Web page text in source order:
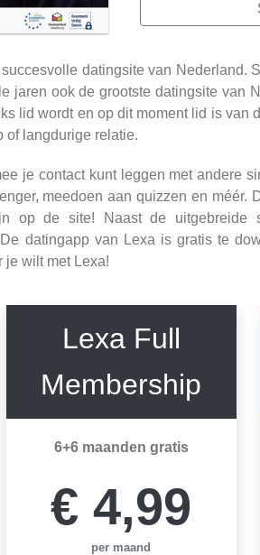
datingsite van Nederland.
jaren ook de grootste datingsite van
lid wordt en op dit moment lid is van
of langdurige relatie.
je contact kunt leggen met andere
meedoen aan quizzen en méér.
op de site! Naast de
datingapp van Lexa is gratis te
je wilt met Lexa!
Lexa Full
Membership
6+6 maanden gratis
€ 4,99
per maand